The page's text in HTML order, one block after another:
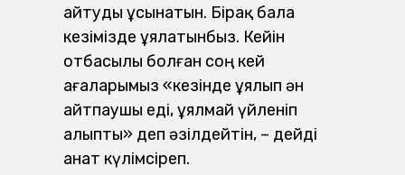
айтуды ұсынатын. Бірақ бала
кезімізде ұялатынбыз. Кейін
отбасылы болған соң кей
ағаларымыз «кезінде ұялып ән
айтпаушы еді, ұялмай үйленіп
алыпты» деп әзілдейтін, – дейді
Қанат күлімсіреп.